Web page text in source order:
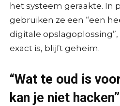
het systeem geraakte. In
gebruiken ze een “een
digitale
exact is, blijft geheim.
“Wat te oud is
kan je niet hacken”